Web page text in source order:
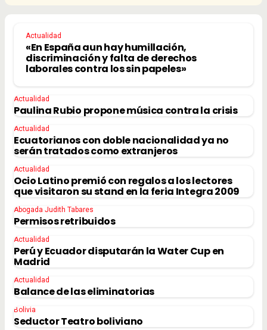
Actualidad
«En España aun hay humillación,
discriminación y falta de derechos
laborales contra los sin papeles»
Actualidad
Paulina Rubio propone música contra la crisis
Actualidad
Ecuatorianos con doble nacionalidad ya no
serán tratados como extranjeros
Actualidad
Ocio Latino premió con regalos a los lectores
que visitaron su stand en la feria Integra 2009
Abogada Judith Tabares
Permisos retribuidos
Actualidad
Perú y Ecuador disputarán la Water Cup en
Madrid
Actualidad
Balance de las eliminatorias
Bolivia
Seductor Teatro boliviano